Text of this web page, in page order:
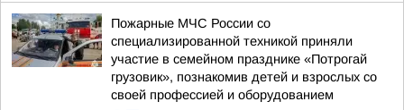
Пожарные МЧС России со
специализированной техникой приняли
участие в семейном празднике «Потрогай
грузовик», познакомив детей и взрослых со
своей профессией и оборудованием